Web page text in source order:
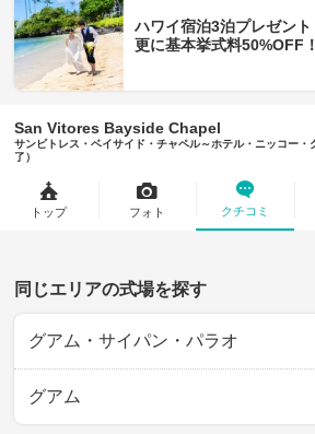
ハワイ宿泊3泊プレゼント
更に基本挙式料50%OFF！
San Vitores Bayside Chapel
サンビトレス・ベイサイド・チャペル～ホテル・ニッコー・
了）
トップ フォト クチコミ
同じエリアの式場を探す
グアム・サイパン・パラオ
グアム